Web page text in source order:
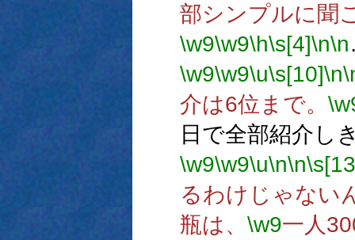
部シンプルに聞
\w9\w9\h\s[4]\n\n
\w9\w9\u\s[10]\n
介は6位まで。
日で全部紹介し
\w9\w9\u\n\n
るわけじゃない
瓶は、 \w9一人